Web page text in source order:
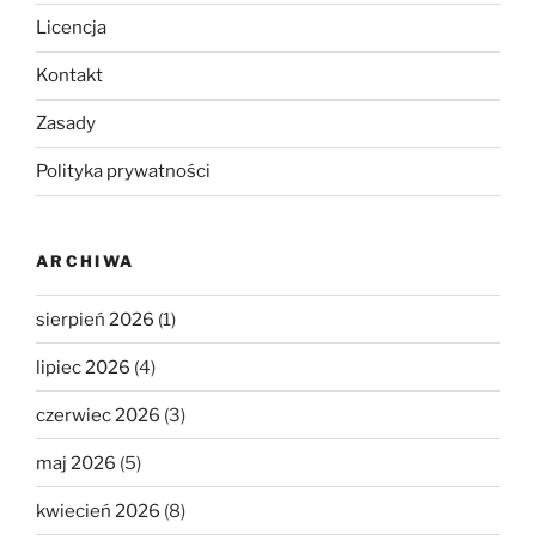
Licencja
Kontakt
Zasady
Polityka prywatności
ARCHIWA
sierpień 2026 (1)
lipiec 2026 (4)
czerwiec 2026 (3)
maj 2026 (5)
kwiecień 2026 (8)